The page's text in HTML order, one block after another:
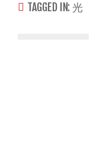
TAGGED IN: 光